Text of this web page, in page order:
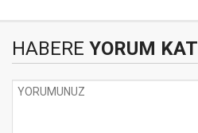
HABERE YORUM KAT